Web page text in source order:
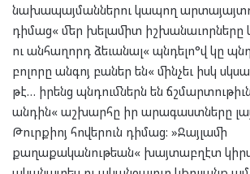
նախապայմաններու կապող
դիմաց« մեր խելամիտ իշխանաւորները
ու անհաղորդ ձեւանալ« պնդելո°վ կը
բոլորը անգոյ բաներ են« մինչեւ իսկ
թէ… իրենց պնդումներն են
անդին« աշխարհը իր արագաստները
Թուրքիոյ հովերուն դիմաց: »Ջայլամի
քաղաքականութեան« խայտաբղէտ